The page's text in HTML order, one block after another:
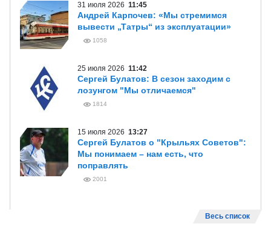
31 июля 2026 11:45
Андрей Карпочев: «Мы стремимся
вывести „Татры“ из эксплуатации»
1058
25 июля 2026 11:42
Сергей Булатов: В сезон заходим с
лозунгом "Мы отличаемся"
1814
15 июля 2026 13:27
Сергей Булатов о "Крыльях Советов":
Мы понимаем – нам есть, что
поправлять
2001
Весь список